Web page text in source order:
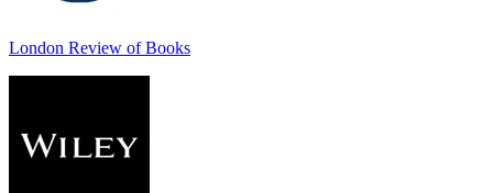
London Review of Books